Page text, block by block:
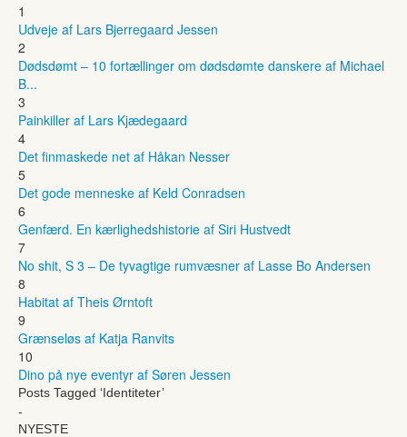
1
Udveje af Lars Bjerregaard Jessen
2
Dødsdømt – 10 fortællinger om dødsdømte danskere af Michael
B...
3
Painkiller af Lars Kjædegaard
4
Det finmaskede net af Håkan Nesser
5
Det gode menneske af Keld Conradsen
6
Genfærd. En kærlighedshistorie af Siri Hustvedt
7
No shit, S 3 – De tyvagtige rumvæsner af Lasse Bo Andersen
8
Habitat af Theis Ørntoft
9
Grænseløs af Katja Ranvits
10
Dino på nye eventyr af Søren Jessen
Posts Tagged ‘Identiteter’
-
NYESTE